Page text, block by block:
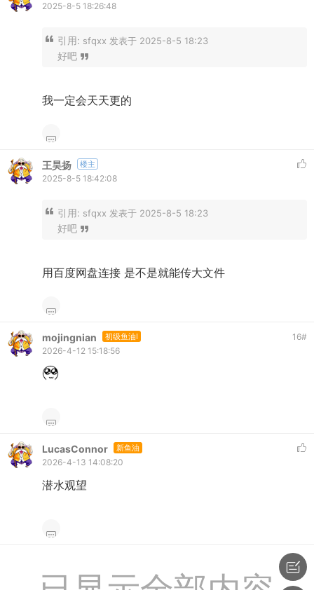
2025-8-5 18:26:48
引用: sfqxx 发表于 2025-8-5 18:23
好吧
我一定会天天更的
王昊扬 楼主
2025-8-5 18:42:08
引用: sfqxx 发表于 2025-8-5 18:23
好吧
用百度网盘连接 是不是就能传大文件
mojingnian 初级鱼油I 16#
2026-4-12 15:18:56
LucasConnor 新鱼油
2026-4-13 14:08:20
潜水观望